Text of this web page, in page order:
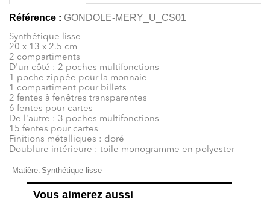
Référence : GONDOLE-MERY_U_CS01
Synthétique lisse
20 x 13 x 2.5 cm
2 compartiments
D'un côté : 2 poches multifonctions
1 poche zippée pour la monnaie
1 compartiment pour billets
2 fentes à fenêtres transparentes
6 fentes pour cartes
De l'autre : 3 poches multifonctions
15 fentes pour cartes
Finitions métalliques : doré
Doublure intérieure : toile monogramme en polyester
Matière: Synthétique lisse
Vous aimerez aussi